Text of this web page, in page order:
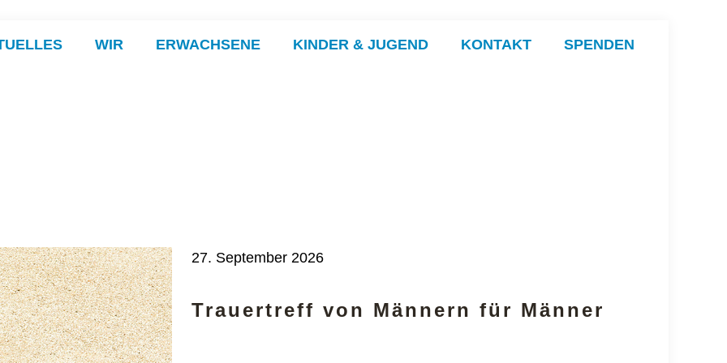
WIR ERWACHSENE KINDER & JUGEND KONTAKT SPENDEN
27. September 2026
Trauertreff von Männern für Männer